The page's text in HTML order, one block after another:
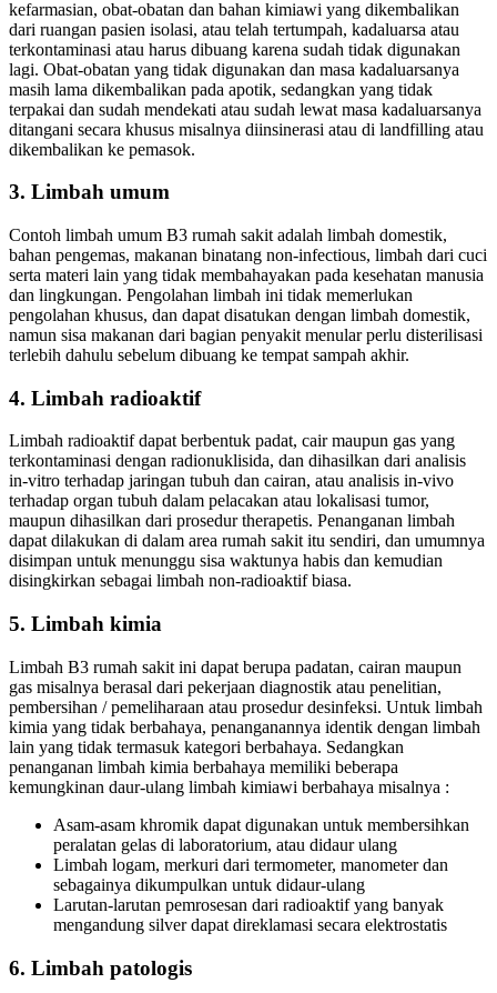
kefarmasian, obat-obatan dan bahan kimiawi yang dikembalikan
dari ruangan pasien isolasi, atau telah tertumpah, kadaluarsa atau
terkontaminasi atau harus dibuang karena sudah tidak digunakan
lagi. Obat-obatan yang tidak digunakan dan masa kadaluarsanya
masih lama dikembalikan pada apotik, sedangkan yang tidak
terpakai dan sudah mendekati atau sudah lewat masa kadaluarsanya
ditangani secara khusus misalnya diinsinerasi atau di landfilling atau
dikembalikan ke pemasok.
3. Limbah umum
Contoh limbah umum B3 rumah sakit adalah limbah domestik,
bahan pengemas, makanan binatang non-infectious, limbah dari cuci
serta materi lain yang tidak membahayakan pada kesehatan manusia
dan lingkungan. Pengolahan limbah ini tidak memerlukan
pengolahan khusus, dan dapat disatukan dengan limbah domestik,
namun sisa makanan dari bagian penyakit menular perlu disterilisasi
terlebih dahulu sebelum dibuang ke tempat sampah akhir.
4. Limbah radioaktif
Limbah radioaktif dapat berbentuk padat, cair maupun gas yang
terkontaminasi dengan radionuklisida, dan dihasilkan dari analisis
in-vitro terhadap jaringan tubuh dan cairan, atau analisis in-vivo
terhadap organ tubuh dalam pelacakan atau lokalisasi tumor,
maupun dihasilkan dari prosedur therapetis. Penanganan limbah
dapat dilakukan di dalam area rumah sakit itu sendiri, dan umumnya
disimpan untuk menunggu sisa waktunya habis dan kemudian
disingkirkan sebagai limbah non-radioaktif biasa.
5. Limbah kimia
Limbah B3 rumah sakit ini dapat berupa padatan, cairan maupun
gas misalnya berasal dari pekerjaan diagnostik atau penelitian,
pembersihan / pemeliharaan atau prosedur desinfeksi. Untuk limbah
kimia yang tidak berbahaya, penanganannya identik dengan limbah
lain yang tidak termasuk kategori berbahaya. Sedangkan
penanganan limbah kimia berbahaya memiliki beberapa
kemungkinan daur-ulang limbah kimiawi berbahaya misalnya :
Asam-asam khromik dapat digunakan untuk membersihkan
peralatan gelas di laboratorium, atau didaur ulang
Limbah logam, merkuri dari termometer, manometer dan
sebagainya dikumpulkan untuk didaur-ulang
Larutan-larutan pemrosesan dari radioaktif yang banyak
mengandung silver dapat direklamasi secara elektrostatis
6. Limbah patologis